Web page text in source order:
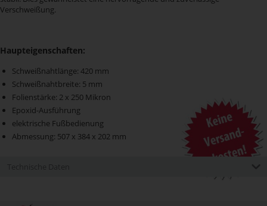
Verschweißung.
Haupteigenschaften:
Schweißnahtlänge: 420 mm
Schweißnahtbreite: 5 mm
Folienstärke: 2 x 250 Mikron
Epoxid-Ausführung
elektrische Fußbedienung
Abmessung: 507 x 384 x 202 mm